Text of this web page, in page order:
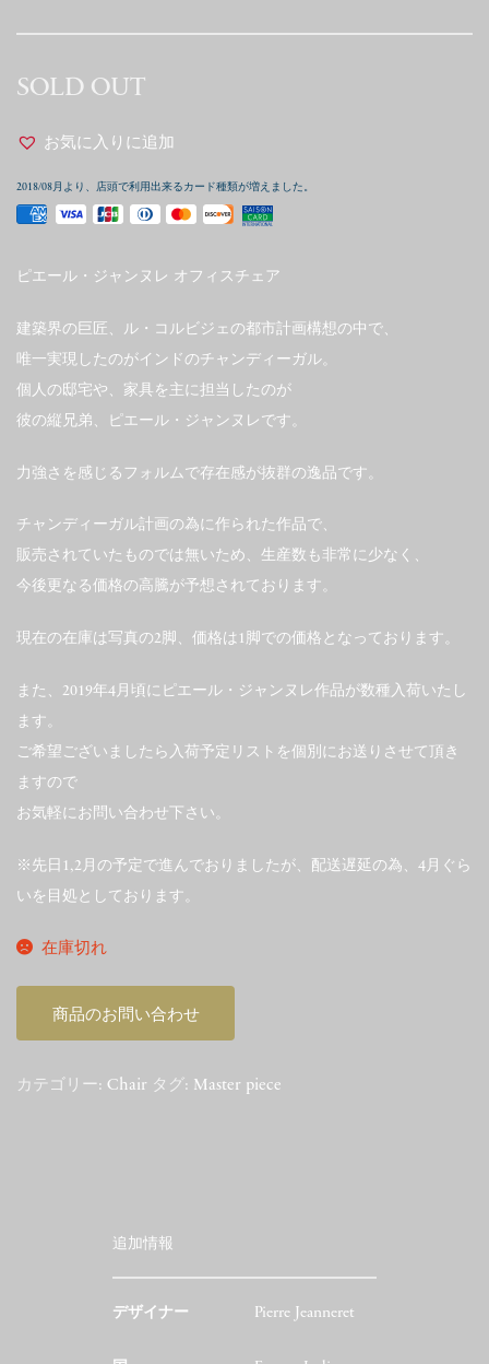
SOLD OUT
お気に入りに追加
2018/08月より、店頭で利用出来るカード種類が増えました。
ピエール・ジャンヌレ オフィスチェア
建築界の巨匠、ル・コルビジェの都市計画構想の中で、
唯一実現したのがインドのチャンディーガル。
個人の邸宅や、家具を主に担当したのが
彼の縦兄弟、ピエール・ジャンヌレです。
力強さを感じるフォルムで存在感が抜群の逸品です。
チャンディーガル計画の為に作られた作品で、
販売されていたものでは無いため、生産数も非常に少なく、
今後更なる価格の高騰が予想されております。
現在の在庫は写真の2脚、価格は1脚での価格となっております。
また、2019年4月頃にピエール・ジャンヌレ作品が数種入荷いたし
ます。
ご希望ございましたら入荷予定リストを個別にお送りさせて頂き
ますので
お気軽にお問い合わせ下さい。
※先日1,2月の予定で進んでおりましたが、配送遅延の為、4月ぐら
いを目処としております。
在庫切れ
商品のお問い合わせ
カテゴリー: Chair タグ: Master piece
追加情報
デザイナー Pierre Jeanneret